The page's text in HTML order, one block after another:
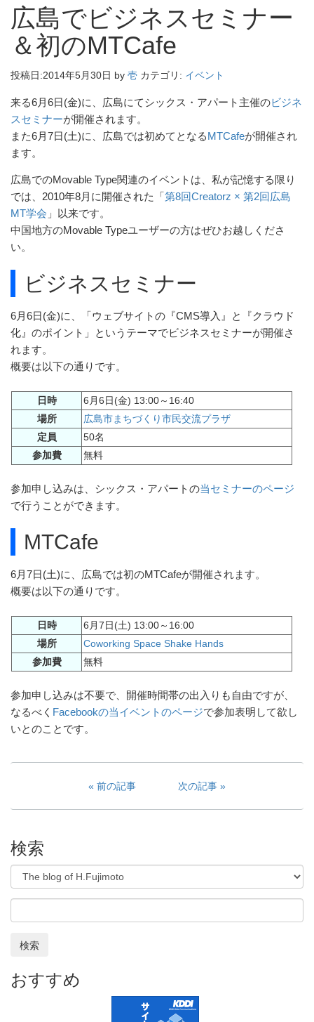
広島でビジネスセミナー
＆初のMTCafe
投稿日:2014年5月30日 by 壱 カテゴリ: イベント
来る6月6日(金)に、広島にてシックス・アパート主催のビジネ
スセミナーが開催されます。
また6月7日(土)に、広島では初めてとなる MTCafeが開催され
ます。
広島でのMovable Type関連のイベントは、私が記憶する限り
では、2010年8月に開催された「 第8回Creatorz × 第2回広島
MT学会 」以来です。
中国地方のMovable Typeユーザーの方はぜひお越しくださ
い。
ビジネスセミナー
6月6日(金)に、「ウェブサイトの『CMS導入』と『クラウド
化』のポイント」というテーマでビジネスセミナーが開催さ
れます。
概要は以下の通りです。
日時
6月6日(金) 13:00～16:40
場所
広島市まちづくり市民交流プラザ
定員
50名
参加費
無料
参加申し込みは、シックス・アパートの当セミナーのページ
で行うことができます。
MTCafe
6月7日(土)に、広島では初のMTCafeが開催されます。
概要は以下の通りです。
日時
6月7日(土) 13:00～16:00
場所
Coworking Space Shake Hands
参加費
無料
参加申し込みは不要で、開催時間帯の出入りも自由ですが、
なるべく Facebookの当イベントのページで参加表明して欲し
いとのことです。
前の記事 次の記事
検索
検索
おすすめ